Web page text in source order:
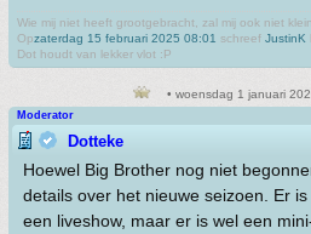
Wie mij niet heeft grootgebracht, zal mij ook niet
Opzaterdag 15 februari 2025 08:01 schreef JustinK
Dot houdt van lekker vlot :P
• woensdag 1 januari
Moderator
Dotteke
Hoewel Big Brother nog niet
details over het nieuwe seizoen. Er
een liveshow, maar er is wel een